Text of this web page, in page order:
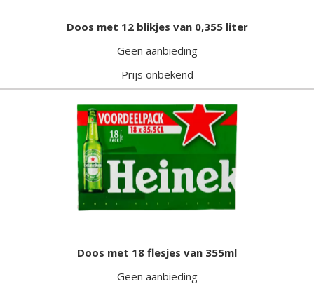
Doos met 12 blikjes van 0,355 liter
Geen aanbieding
Prijs onbekend
Doos met 18 flesjes van 355ml
Geen aanbieding